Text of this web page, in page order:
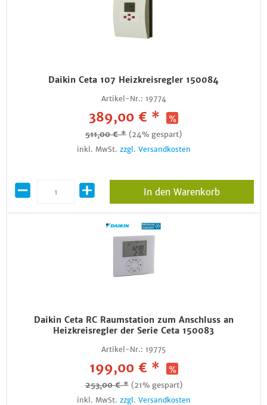
Daikin Ceta 107 Heizkreisregler 150084
Artikel-Nr.: 19774
389,00 € *
511,00 € * (24% gespart)
inkl. MwSt. zzgl. Versandkosten
In den Warenkorb
Daikin Ceta RC Raumstation zum Anschluss an
Heizkreisregler der Serie Ceta 150083
Artikel-Nr.: 19775
199,00 € *
253,00 € * (21% gespart)
inkl. MwSt. zzgl. Versandkosten